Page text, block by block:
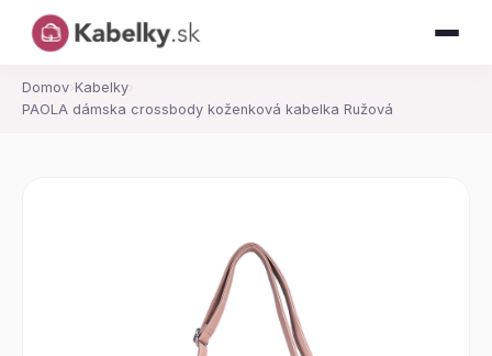
Domov› Kabelky›
PAOLA dámska crossbody koženková kabelka Ružová